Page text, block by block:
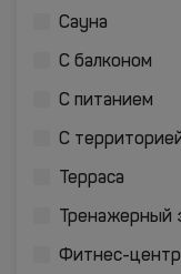
Сауна
С балконом
С питанием
С
Терраса
Тренажерный
Фитнес-центр